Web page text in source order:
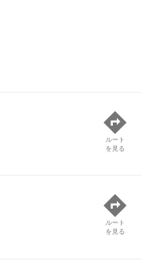
ルート
を見る
ルート
を見る